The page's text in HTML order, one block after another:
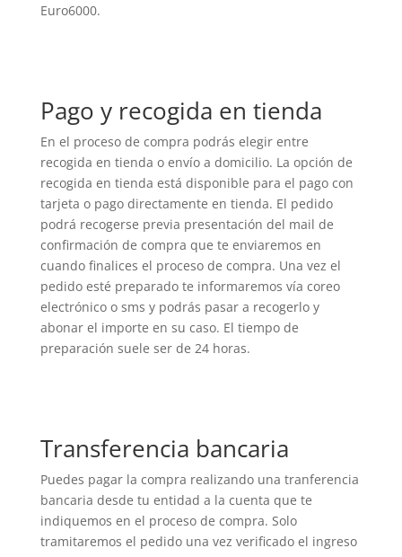
Euro6000.
Pago y recogida en tienda
En el proceso de compra podrás elegir entre
recogida en tienda o envío a domicilio. La opción de
recogida en tienda está disponible para el pago con
tarjeta o pago directamente en tienda. El pedido
podrá recogerse previa presentación del mail de
confirmación de compra que te enviaremos en
cuando finalices el proceso de compra. Una vez el
pedido esté preparado te informaremos vía coreo
electrónico o sms y podrás pasar a recogerlo y
abonar el importe en su caso. El tiempo de
preparación suele ser de 24 horas.
Transferencia bancaria
Puedes pagar la compra realizando una tranferencia
bancaria desde tu entidad a la cuenta que te
indiquemos en el proceso de compra. Solo
tramitaremos el pedido una vez verificado el ingreso